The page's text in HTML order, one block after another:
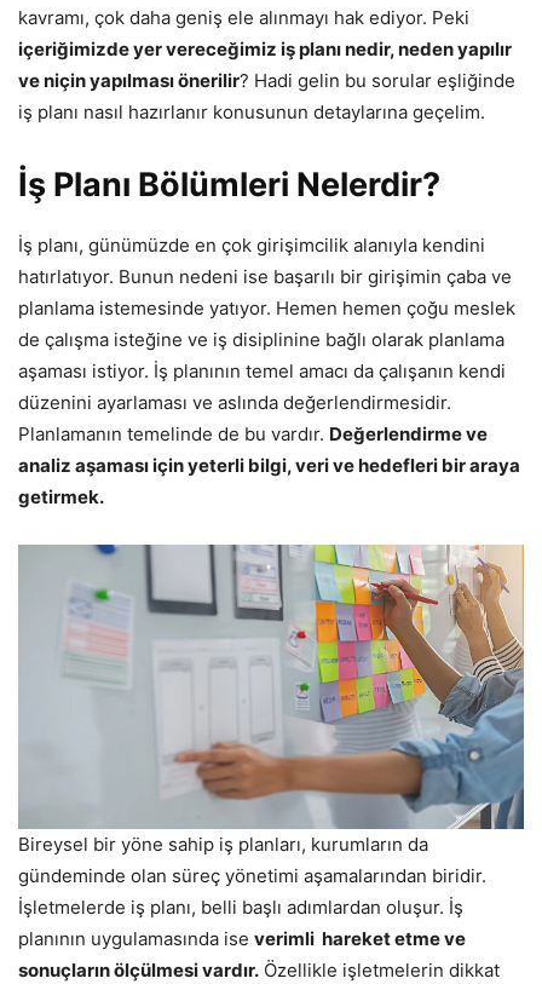
kavramı, çok daha geniş ele alınmayı hak ediyor. Peki
içeriğimizde yer vereceğimiz iş planı nedir, neden yapılır
ve niçin yapılması önerilir? Hadi gelin bu sorular eşliğinde
iş planı nasıl hazırlanır konusunun detaylarına geçelim.
İş Planı Bölümleri Nelerdir?
İş planı, günümüzde en çok girişimcilik alanıyla kendini
hatırlatıyor. Bunun nedeni ise başarılı bir girişimin çaba ve
planlama istemesinde yatıyor. Hemen hemen çoğu meslek
de çalışma isteğine ve iş disiplinine bağlı olarak planlama
aşaması istiyor. İş planının temel amacı da çalışanın kendi
düzenini ayarlaması ve aslında değerlendirmesidir.
Planlamanın temelinde de bu vardır. Değerlendirme ve
analiz aşaması için yeterli bilgi, veri ve hedefleri bir araya
getirmek.
Bireysel bir yöne sahip iş planları, kurumların da
gündeminde olan süreç yönetimi aşamalarından biridir.
İşletmelerde iş planı, belli başlı adımlardan oluşur. İş
planının uygulamasında ise verimli hareket etme ve
sonuçların ölçülmesi vardır. Özellikle işletmelerin dikkat